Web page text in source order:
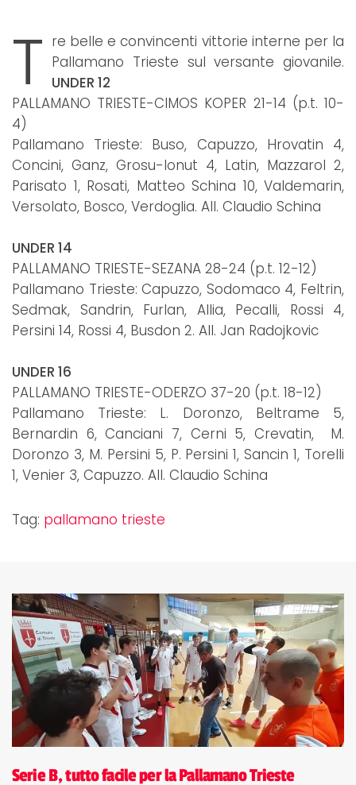
T re belle e convincenti vittorie interne per la
Pallamano Trieste sul versante giovanile.
UNDER 12
PALLAMANO TRIESTE-CIMOS KOPER 21-14 (p.t. 10-
4)
Pallamano Trieste: Buso, Capuzzo, Hrovatin 4,
Concini, Ganz, Grosu-Ionut 4, Latin, Mazzarol 2,
Parisato 1, Rosati, Matteo Schina 10, Valdemarin,
Versolato, Bosco, Verdoglia. All. Claudio Schina
UNDER 14
PALLAMANO TRIESTE-SEZANA 28-24 (p.t. 12-12)
Pallamano Trieste: Capuzzo, Sodomaco 4, Feltrin,
Sedmak, Sandrin, Furlan, Allia, Pecalli, Rossi 4,
Persini 14, Rossi 4, Busdon 2. All. Jan Radojkovic
UNDER 16
PALLAMANO TRIESTE-ODERZO 37-20 (p.t. 18-12)
Pallamano Trieste: L. Doronzo, Beltrame 5,
Bernardin 6, Canciani 7, Cerni 5, Crevatin, M.
Doronzo 3, M. Persini 5, P. Persini 1, Sancin 1, Torelli
1, Venier 3, Capuzzo. All. Claudio Schina
Tag: pallamano trieste
Serie B, tutto facile per la Pallamano Trieste